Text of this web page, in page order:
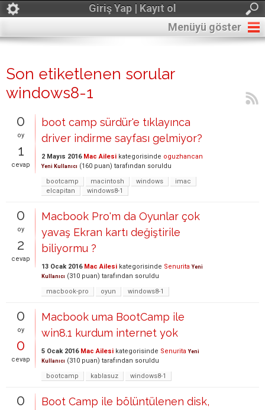
Giriş Yap | Kayıt ol
Menüyü göster
Son etiketlenen sorular
windows8-1
0
oy
1
cevap
boot camp sürdür'e tıklayınca
driver indirme sayfası gelmiyor?
2 Mayıs 2016 Mac Ailesi kategorisinde oguzhancan
Yeni Kullanıcı (160 puan) tarafından soruldu
bootcamp
macintosh windows
imac
elcapitan
windows8-1
0
oy
2
cevap
Macbook Pro'm da Oyunlar çok
yavaş Ekran kartı değiştirile
biliyormu ?
13 Ocak 2016 Mac Ailesi kategorisinde Senurita Yeni
Kullanıcı (310 puan) tarafından soruldu
macbook-pro
oyun windows8-1
0
oy
0
cevap
Macbook uma BootCamp ile
win8.1 kurdum internet yok
5 Ocak 2016 Mac Ailesi kategorisinde Senurita Yeni
Kullanıcı (310 puan) tarafından soruldu
bootcamp
kablasuz windows8-1
0
Boot Camp ile bölüntülenen disk,